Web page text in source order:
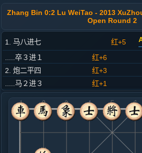
Zhang Bin 0:2 Lu WeiTao - 2013
Open Round 2
1. 马八进七 红+5
.....卒３进１
红+6
2. 炮二平四
红+3
.....马２进３
红+1
3. 马二进三
红+0
.....马８进９
红+1
4. 车一平二
红+1
.....车９平８
红+0
5. 兵三进一
黑+3